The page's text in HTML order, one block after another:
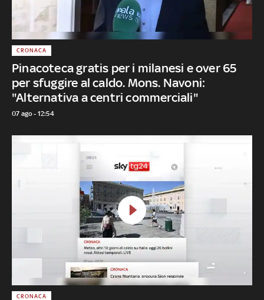
Pinacoteca gratis per i milanesi e over 65
per sfuggire al caldo. Mons. Navoni:
"Alternativa a centri commerciali"
CRONACA
07 ago - 12:54
CRONACA